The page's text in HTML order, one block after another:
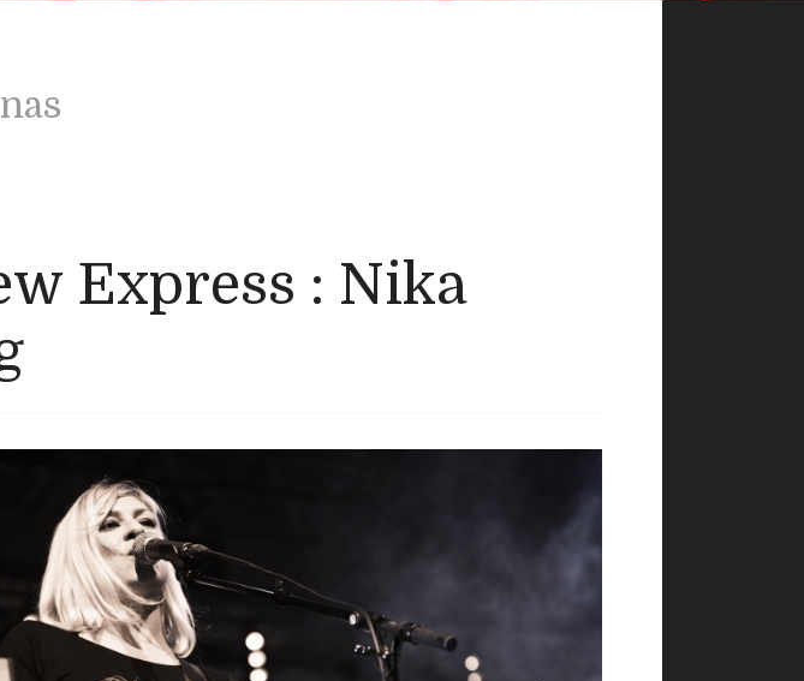
Express : Nika